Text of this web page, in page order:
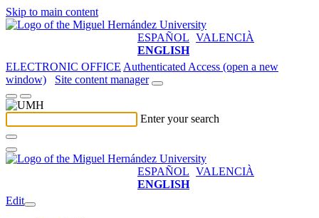
Skip to main content
ESPAÑOL VALENCIÀ
ENGLISH
ELECTRONIC OFFICE Authenticated Access (open a new
window)
Site content manager
Enter your search
ESPAÑOL VALENCIÀ
ENGLISH
Edit